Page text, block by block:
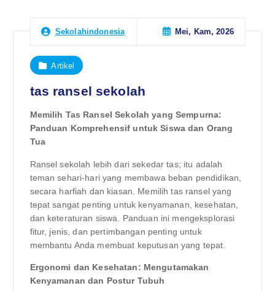
Sekolahindonesia Mei, Kam, 2026
Artikel
tas ransel sekolah
Memilih Tas Ransel Sekolah yang Sempurna:
Panduan Komprehensif untuk Siswa dan Orang
Tua
Ransel sekolah lebih dari sekedar tas; itu adalah
teman sehari-hari yang membawa beban pendidikan,
secara harfiah dan kiasan. Memilih tas ransel yang
tepat sangat penting untuk kenyamanan, kesehatan,
dan keteraturan siswa. Panduan ini mengeksplorasi
fitur, jenis, dan pertimbangan penting untuk
membantu Anda membuat keputusan yang tepat.
Ergonomi dan Kesehatan: Mengutamakan
Kenyamanan dan Postur Tubuh